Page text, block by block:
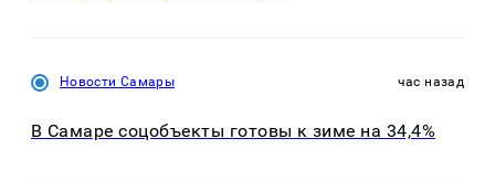
Новости Самары час назад
В Самаре соцобъекты готовы к зиме на 34,4%